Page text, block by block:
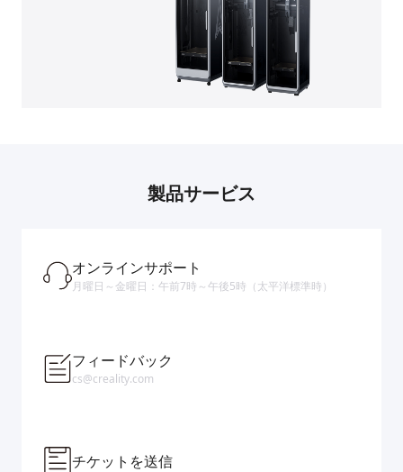
製品サービス
オンラインサポート
月曜日～金曜日：午前7時～午後5時（太平洋標準時）
フィードバック
cs@creality.com
チケットを送信